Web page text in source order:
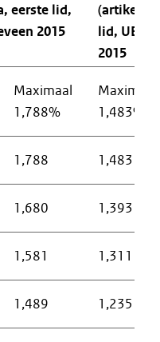
eerste lid,
2015
(artikel
lid,
2015
Maximaal
1,788%
Maximaal
1,483%
1,788 1,483
1,680 1,393
1,581 1,311
1,489 1,235